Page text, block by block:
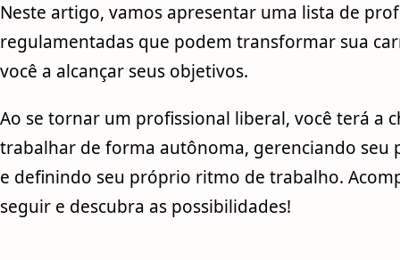
Neste artigo, vamos apresentar uma lista de
regulamentadas que podem transformar sua
você a alcançar seus objetivos.
Ao se tornar um profissional liberal, você terá a
trabalhar de forma autônoma, gerenciando seu
e definindo seu próprio ritmo de trabalho.
seguir e descubra as possibilidades!